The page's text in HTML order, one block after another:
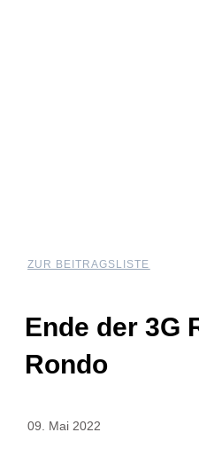
ZUR BEITRAGSLISTE
Ende der 3G
Rondo
09. Mai 2022